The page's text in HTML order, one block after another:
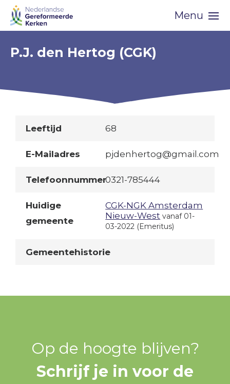
Skip
navigation
Menu
P.J. den Hertog (CGK)
Leeftijd 68
E-Mailadres pjdenhertog@gmail.com
Telefoonnummer0321-785444
Huidige
gemeente
CGK-NGK Amsterdam
Nieuw-West vanaf 01-
03-2022 (Emeritus)
Gemeentehistorie
Op de hoogte blijven?
Schrijf je in voor de